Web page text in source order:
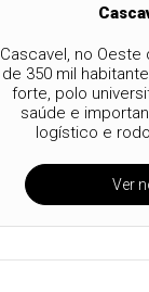
Cascavel, no
de 350 mil
forte, polo
saúde e
logístico e
Ver